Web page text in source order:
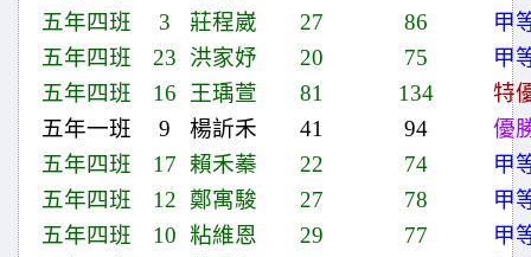
五年四班
3 莊程崴 27 86
甲
五年四班
23 洪家妤 20 75
甲
五年四班
16 王瑀萱 81 134
特
五年一班
9 楊訢禾 41 94
優
五年四班
17 賴禾蓁 22 74
甲
五年四班
12 鄭寓駿 27 78
甲
五年四班
10 粘維恩 29 77
甲